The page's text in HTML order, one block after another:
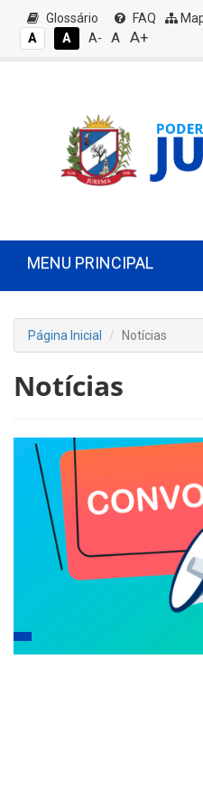
Glossário FAQ
A
A A- A A+
MENU PRINCIPAL
Página Inicial Notícias
Notícias